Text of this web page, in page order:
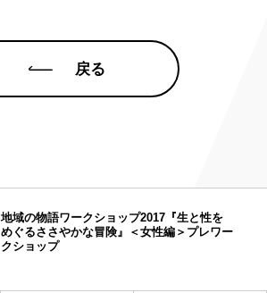
戻る
地域の物語ワークショップ2017『生と性を
めぐるささやかな冒険』＜女性編＞プレワー
クショップ